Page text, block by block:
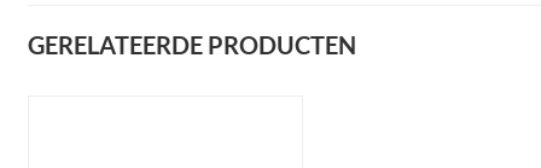
GERELATEERDE PRODUCTEN